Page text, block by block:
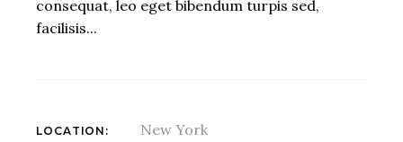
consequat, leo eget bibendum turpis sed,
facilisis...
LOCATION: New York